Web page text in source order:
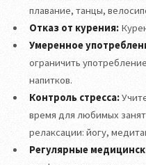
плавание, танцы,
Отказ от курения:
Умеренное
ограничить
напитков.
Контроль стресса:
время для любимых
релаксации: йогу,
Регулярные